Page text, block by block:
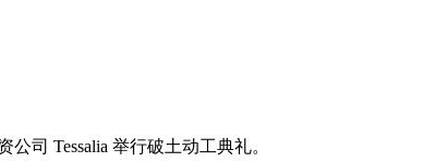
司 Tessalia 举行破土动工典礼。